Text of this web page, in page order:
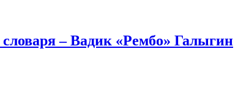
словаря – Вадик «Рембо» Галыгин